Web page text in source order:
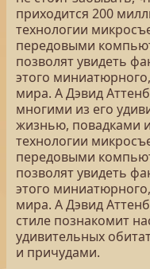
приходится 200
технологии
передовыми
позволят увидеть
этого
мира. А Дэвид
многими из его
жизнью, повадками
технологии
передовыми
позволят увидеть
этого
мира. А Дэвид
стиле познакомит
удивительных
и причудами.